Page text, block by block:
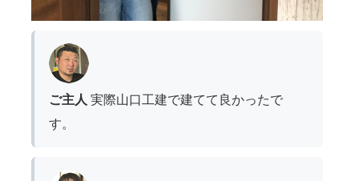
ご主人実際山口工建で建てて良かったで
す。